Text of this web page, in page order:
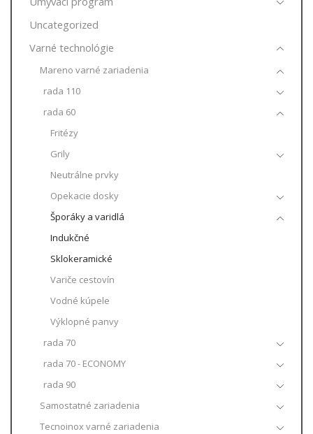
Uncategorized
Varné technológie
Mareno varné zariadenia
rada 110
rada 60
Fritézy
Grily
Neutrálne prvky
Opekacie dosky
Šporáky a varidlá
Indukčné
Sklokeramické
Variče cestovín
Vodné kúpele
Výklopné panvy
rada 70
rada 70 - ECONOMY
rada 90
Samostatné zariadenia
Tecnoinox varné zariadenia